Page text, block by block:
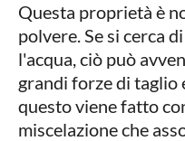
Questa proprietà è
polvere. Se si cerca
l'acqua, ciò può
grandi forze di taglio
questo viene fatto
miscelazione che